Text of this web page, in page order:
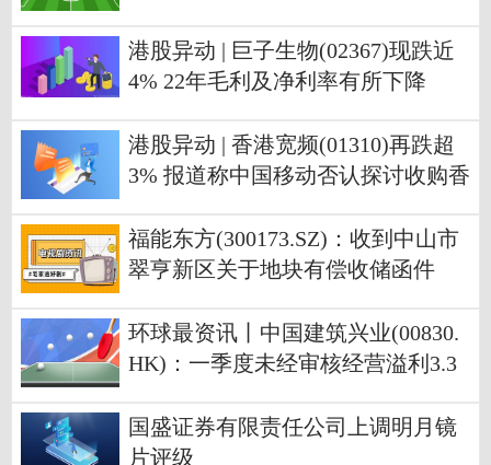
港股异动 | 巨子生物(02367)现跌近
4% 22年毛利及净利率有所下降
港股异动 | 香港宽频(01310)再跌超
3% 报道称中国移动否认探讨收购香
福能东方(300173.SZ)：收到中山市
翠亨新区关于地块有偿收储函件
环球最资讯丨中国建筑兴业(00830.
HK)：一季度未经审核经营溢利3.3
国盛证券有限责任公司上调明月镜
片评级